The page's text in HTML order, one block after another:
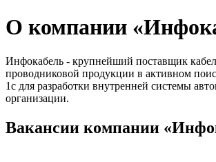
О компании
Инфокабель - крупнейший поставщик
проводниковой продукции в активном
1с для разработки внутренней системы
организации.
Вакансии компании